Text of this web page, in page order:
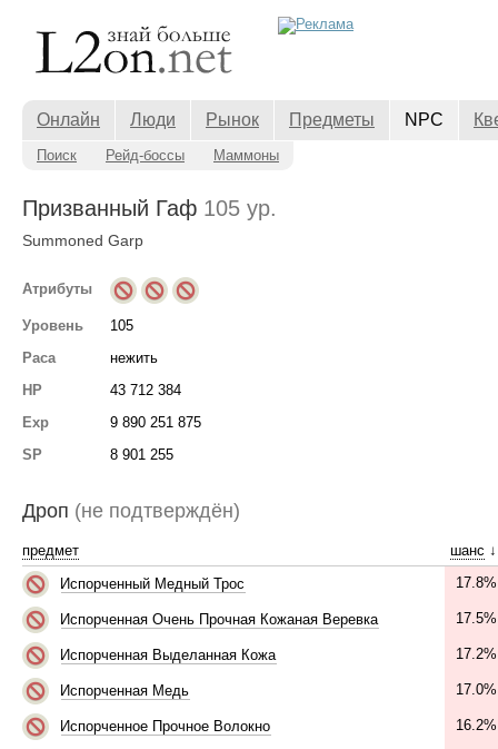
Онлайн Люди Рынок Предметы NPC
Поиск Рейд-боссы Маммоны
Призванный Гаф 105 ур.
Summoned Garp
Атрибуты
Уровень
105
Раса
нежить
HP
43 712 384
Exp
9 890 251 875
SP
8 901 255
Дроп (не подтверждён)
предмет шанс ↓
Испорченный Медный Трос
17.8%
Испорченная Очень Прочная Кожаная Веревка 17.5%
Испорченная Выделанная Кожа 17.2%
Испорченная Медь 17.0%
Испорченное Прочное Волокно 16.2%